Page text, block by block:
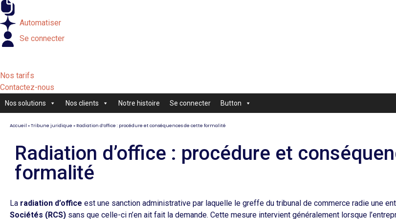
Automatiser
Se connecter
Nos tarifs
Contactez-nous
Nos solutions Nos clients Notre histoire Se connecter Button
Accueil »Tribune juridique » Radiation d’office : procédure et conséquences de cette formalité
Radiation d’office : procédure et
formalité
La radiation d’office est une sanction administrative par laquelle le greffe du tribunal de commerce radie une
Sociétés (RCS) sans que celle-ci n’en ait fait la demande. Cette mesure intervient généralement lorsque